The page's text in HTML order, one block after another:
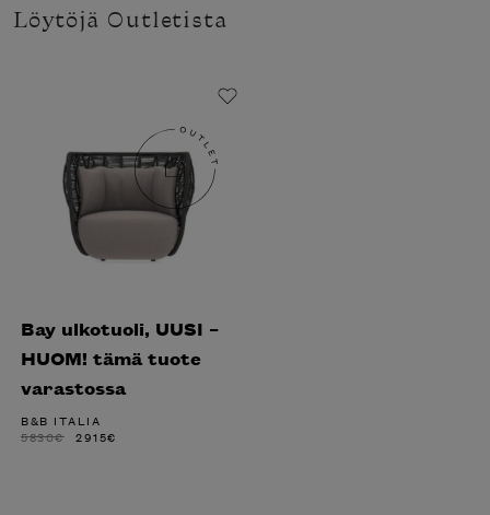
Löytöjä Outletista
Bay ulkotuoli, UUSI –
HUOM! tämä tuote
varastossa
B&B ITALIA
5830€ ALKUPERÄINEN
2915€